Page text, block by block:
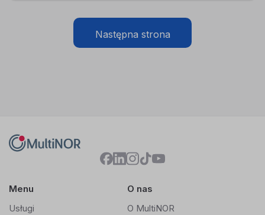
Następna strona
Menu
Usługi
O nas
O MultiNOR